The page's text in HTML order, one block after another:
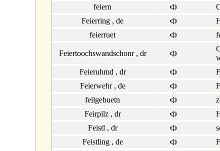
feiern
Feierring , de
feierruet
Feiertoochswandschonr , dr
Feieruhmd , dr
Feierwehr , de
feilgebuetn
Feirpilz , dr
Feistl , dr
Feistling , de